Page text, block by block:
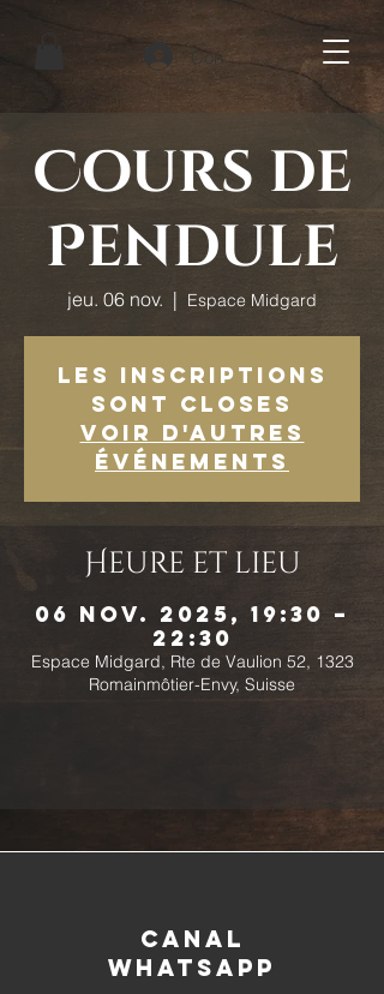
Connexion
Cours de
Pendule
jeu. 06 nov.
  |
Espace Midgard
Les inscriptions
sont closes
Voir d'autres
événements
Heure et lieu
06 nov. 2025, 19:30 –
22:30
Espace Midgard, Rte de Vaulion 52, 1323
Romainmôtier-Envy, Suisse
Canal
whatsapp